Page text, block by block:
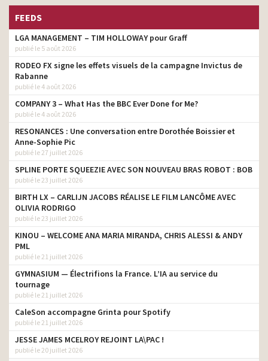
FEEDS
LGA MANAGEMENT – TIM HOLLOWAY pour Graff
publié le 5 août 2026
RODEO FX signe les effets visuels de la campagne Invictus de
Rabanne
publié le 4 août 2026
COMPANY 3 – What Has the BBC Ever Done for Me?
publié le 4 août 2026
RESONANCES : Une conversation entre Dorothée Boissier et
Anne-Sophie Pic
publié le 27 juillet 2026
SPLINE PORTE SQUEEZIE AVEC SON NOUVEAU BRAS ROBOT : BOB
publié le 23 juillet 2026
BIRTH LX – CARLIJN JACOBS RÉALISE LE FILM LANCÔME AVEC
OLIVIA RODRIGO
publié le 23 juillet 2026
KINOU – WELCOME ANA MARIA MIRANDA, CHRIS ALESSI & ANDY
PML
publié le 21 juillet 2026
GYMNASIUM — Électrifions la France. L’IA au service du
tournage
publié le 21 juillet 2026
CaleSon accompagne Grinta pour Spotify
publié le 21 juillet 2026
JESSE JAMES MCELROY REJOINT LA\PAC !
publié le 20 juillet 2026